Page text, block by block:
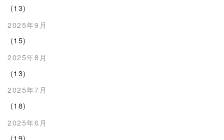
(13)
2025年9月
(15)
2025年8月
(13)
2025年7月
(18)
2025年6月
(19)